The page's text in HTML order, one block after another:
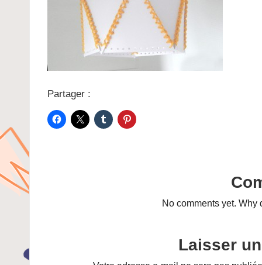
Partager :
No comments yet. Why
Laisser